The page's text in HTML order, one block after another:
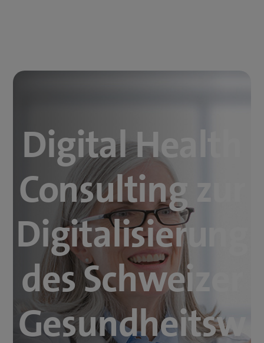
Digital Health
Consulting zur
Digitalisierung
des Schweizer
Gesundheitsw